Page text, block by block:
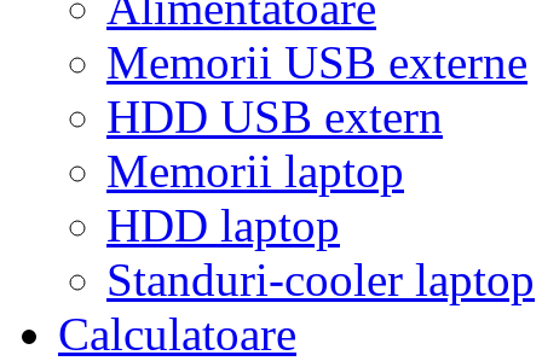
Memorii USB externe
HDD USB extern
Memorii laptop
HDD laptop
Standuri-cooler laptop
Calculatoare